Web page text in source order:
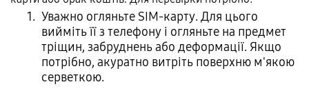
Уважно огляньте SIM-карту. Для цього
вийміть її з телефону і огляньте на предмет
тріщин, забруднень або деформації. Якщо
потрібно, акуратно витріть поверхню м'якою
серветкою.